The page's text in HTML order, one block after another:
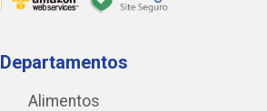
Departamentos
Alimentos